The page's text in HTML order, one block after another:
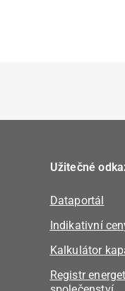
Užitečné
Dataportál
Indikativní
Kalkulátor
Registr